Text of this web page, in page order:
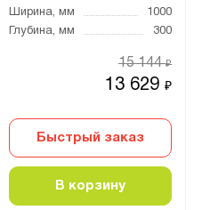
Ширина, мм
1000
Глубина, мм
300
13 629₽
15 144₽
Быстрый заказ
В корзину